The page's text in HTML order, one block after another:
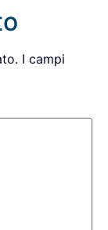
I campi